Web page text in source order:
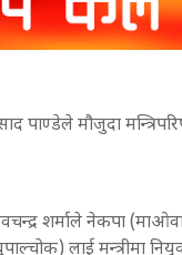
पाण्डेले मौजुदा
शर्माले नेकपा
लाई मन्त्रीमा